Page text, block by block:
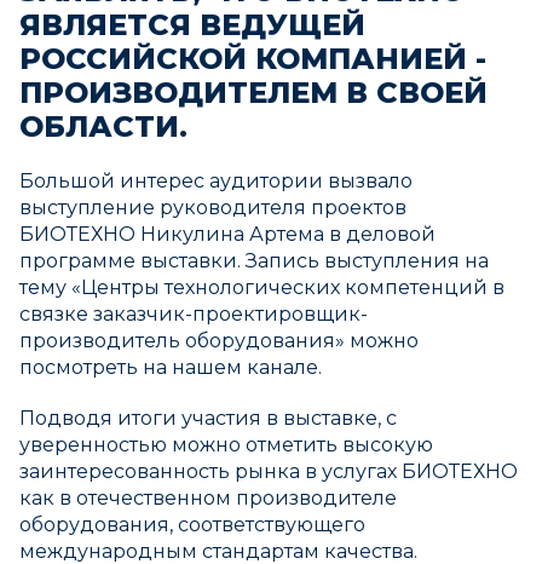
ЯВЛЯЕТСЯ ВЕДУЩЕЙ
РОССИЙСКОЙ КОМПАНИЕЙ -
ПРОИЗВОДИТЕЛЕМ В СВОЕЙ
ОБЛАСТИ.
Большой интерес аудитории вызвало
выступление руководителя проектов
БИОТЕХНО Никулина Артема в деловой
программе выставки. Запись выступления на
тему «Центры технологических компетенций в
связке заказчик-проектировщик-
производитель оборудования» можно
посмотреть на нашем канале.
Подводя итоги участия в выставке, с
уверенностью можно отметить высокую
заинтересованность рынка в услугах БИОТЕХНО
как в отечественном производителе
оборудования, соответствующего
международным стандартам качества.